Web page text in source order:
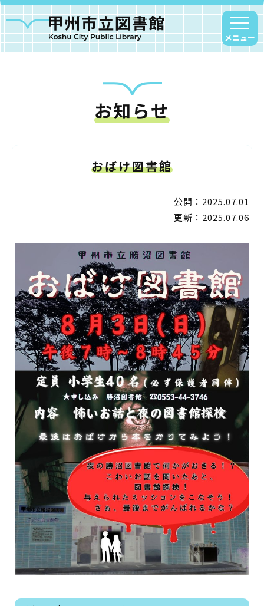
メニュー
お知らせ
おばけ図書館
公開：2025.07.01
更新：2025.07.06
甲州市図書館について
塩山図書館
読書アニマシオン
お知らせ
イベント
図書館地図PDF
よくあるご質問
マンガ「雨宮敬二郎」
スポンサー企業
リンク集
利用案内
申請書ダウンロード
インターネットサービス